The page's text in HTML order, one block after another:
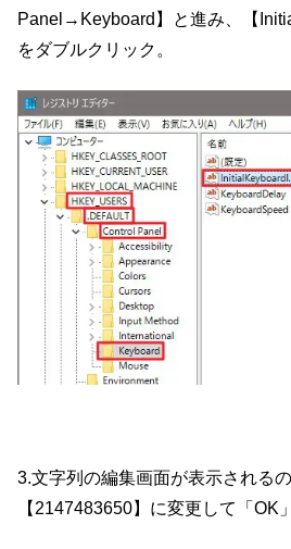
Panel→Keyboard】と進み、【
をダブルクリック。
3.文字列の編集画面が表示される
【2147483650】に変更して「OK